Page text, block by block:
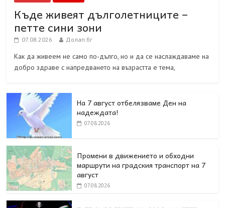
Къде живеят дълголетниците –
петте сини зони
07.08.2026 Долап.бг
Как да живеем не само по-дълго, но и да се наслаждаваме на
добро здраве с напредването на възрастта е тема,
На 7 август отбелязваме Ден на
надеждата!
07.08.2026
Промени в движението и обходни
маршрути на градския транспорт на 7
август
07.08.2026